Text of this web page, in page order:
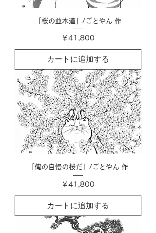
「桜の並木道」/ごとやん 作
価格
￥41,800
カートに追加する
「俺の自慢の桜だ」/ごとやん 作
価格
￥41,800
カートに追加する